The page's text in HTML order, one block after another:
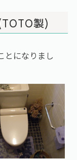
製)
とになりまし